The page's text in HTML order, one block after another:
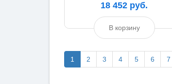
18 452 руб.
В корзину
1 2 3 4 5 6 7